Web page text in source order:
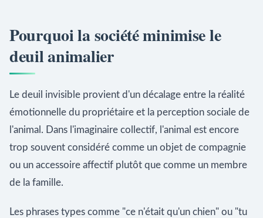
Pourquoi la société minimise le
deuil animalier
Le deuil invisible provient d'un décalage entre la réalité
émotionnelle du propriétaire et la perception sociale de
l'animal. Dans l'imaginaire collectif, l'animal est encore
trop souvent considéré comme un objet de compagnie
ou un accessoire affectif plutôt que comme un membre
de la famille.
Les phrases types comme "ce n'était qu'un chien" ou "tu